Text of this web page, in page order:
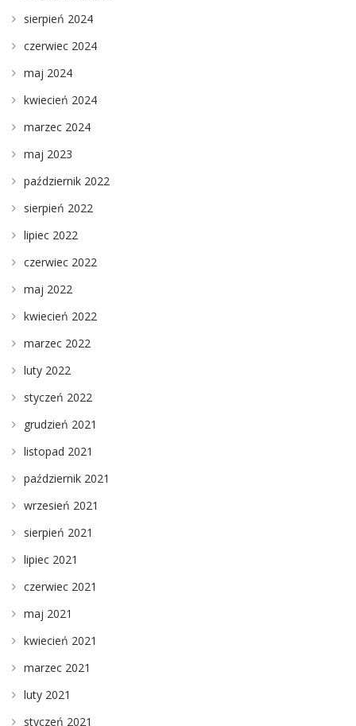
sierpień 2024
czerwiec 2024
maj 2024
kwiecień 2024
marzec 2024
maj 2023
październik 2022
sierpień 2022
lipiec 2022
czerwiec 2022
maj 2022
kwiecień 2022
marzec 2022
luty 2022
styczeń 2022
grudzień 2021
listopad 2021
październik 2021
wrzesień 2021
sierpień 2021
lipiec 2021
czerwiec 2021
maj 2021
kwiecień 2021
marzec 2021
luty 2021
styczeń 2021